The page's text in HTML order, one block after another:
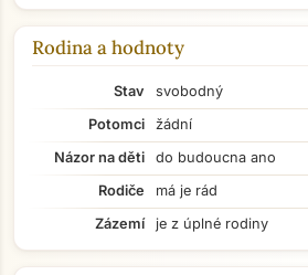
Rodina a hodnoty
Stav
svobodný
Potomci
žádní
Názor na děti
do budoucna ano
Rodiče
má je rád
Zázemí
je z úplné rodiny